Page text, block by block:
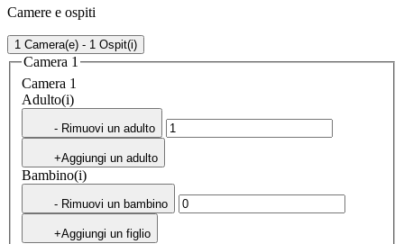
Camere e ospiti
1 Camera(e) - 1 Ospit(i)
Camera 1
Camera 1
Adulto(i)
- Rimuovi un adulto
+Aggiungi un adulto
Bambino(i)
- Rimuovi un bambino
+Aggiungi un figlio